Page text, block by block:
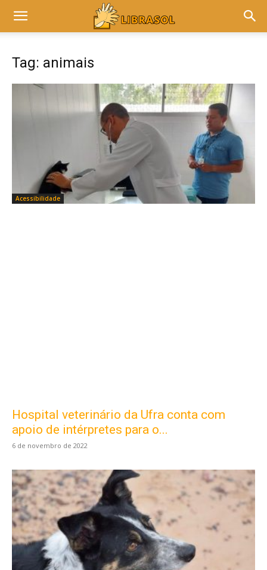
Tag: animais
Acessibilidade
Hospital veterinário da Ufra conta com
apoio de intérpretes para o...
6 de novembro de 2022